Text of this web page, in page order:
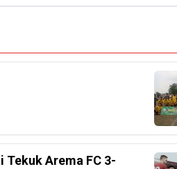
Tekuk Arema FC 3-